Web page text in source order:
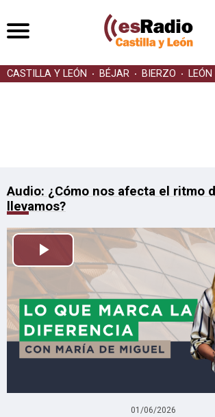
CASTILLA Y LEÓN BÉJAR BIERZO LEÓN
Audio: ¿Cómo nos afecta el ritmo
llevamos?
Reproducir
01/06/2026